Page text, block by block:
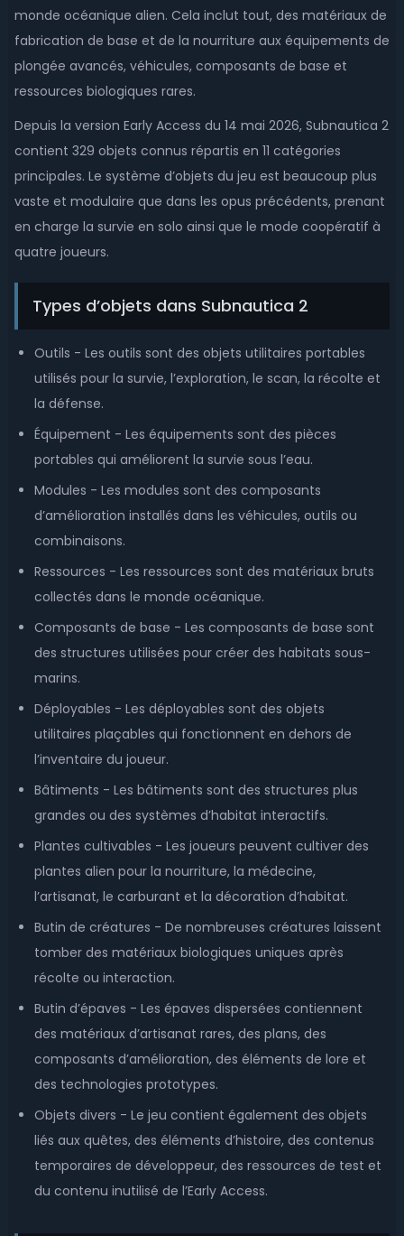
monde océanique alien. Cela inclut tout, des matériaux de
fabrication de base et de la nourriture aux équipements de
plongée avancés, véhicules, composants de base et
ressources biologiques rares.
Depuis la version Early Access du 14 mai 2026, Subnautica 2
contient 329 objets connus répartis en 11 catégories
principales. Le système d’objets du jeu est beaucoup plus
vaste et modulaire que dans les opus précédents, prenant
en charge la survie en solo ainsi que le mode coopératif à
quatre joueurs.
Types d’objets dans Subnautica 2
Outils - Les outils sont des objets utilitaires portables
utilisés pour la survie, l’exploration, le scan, la récolte et
la défense.
Équipement - Les équipements sont des pièces
portables qui améliorent la survie sous l’eau.
Modules - Les modules sont des composants
d’amélioration installés dans les véhicules, outils ou
combinaisons.
Ressources - Les ressources sont des matériaux bruts
collectés dans le monde océanique.
Composants de base - Les composants de base sont
des structures utilisées pour créer des habitats sous-
marins.
Déployables - Les déployables sont des objets
utilitaires plaçables qui fonctionnent en dehors de
l’inventaire du joueur.
Bâtiments - Les bâtiments sont des structures plus
grandes ou des systèmes d’habitat interactifs.
Plantes cultivables - Les joueurs peuvent cultiver des
plantes alien pour la nourriture, la médecine,
l’artisanat, le carburant et la décoration d’habitat.
Butin de créatures - De nombreuses créatures laissent
tomber des matériaux biologiques uniques après
récolte ou interaction.
Butin d’épaves - Les épaves dispersées contiennent
des matériaux d’artisanat rares, des plans, des
composants d’amélioration, des éléments de lore et
des technologies prototypes.
Objets divers - Le jeu contient également des objets
liés aux quêtes, des éléments d’histoire, des contenus
temporaires de développeur, des ressources de test et
du contenu inutilisé de l’Early Access.